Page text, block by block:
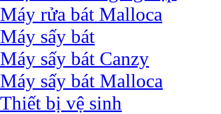
Máy rửa bát Malloca
Máy sấy bát
Máy sấy bát Canzy
Máy sấy bát Malloca
Thiết bị vệ sinh